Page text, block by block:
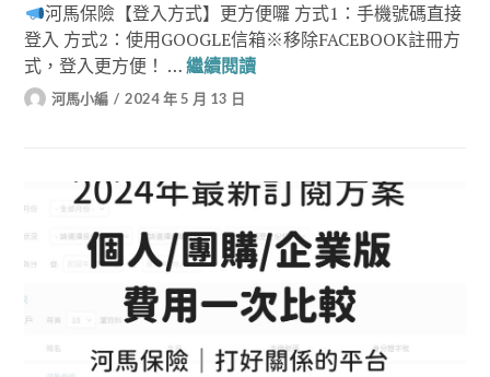
河馬保險【登入方式】更方便囉 方式1：手機號碼直接
登入 方式2：使用GOOGLE信箱※移除FACEBOOK註冊方
式，登入更方便！ …繼續閱讀建立河馬保險會員開啟你的
河馬小編 2024 年 5 月 13 日